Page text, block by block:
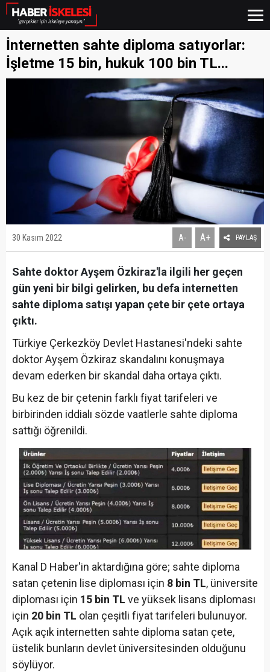
İnternetten sahte diploma satıyorlar:
İşletme 15 bin, hukuk 100 bin TL...
30 Kasım 2022 A- A+ PAYLAŞ
Sahte doktor Ayşem Özkiraz'la ilgili her geçen
gün yeni bir bilgi gelirken, bu defa internetten
sahte diploma satışı yapan çete bir çete ortaya
çıktı.
Türkiye Çerkezköy Devlet Hastanesi'ndeki sahte
doktor Ayşem Özkiraz skandalını konuşmaya
devam ederken bir skandal daha ortaya çıktı.
Bu kez de bir çetenin farklı fiyat tarifeleri ve
birbirinden iddialı sözde vaatlerle sahte diploma
sattığı öğrenildi.
Kanal D Haber'in aktardığına göre; sahte diploma
satan çetenin lise diploması için 8 bin TL, üniversite
diploması için 15 bin TL ve yüksek lisans diploması
için 20 bin TL olan çeşitli fiyat tarifeleri bulunuyor.
Açık açık internetten sahte diploma satan çete,
üstelik bunların devlet üniversitesinden olduğunu
söylüyor.